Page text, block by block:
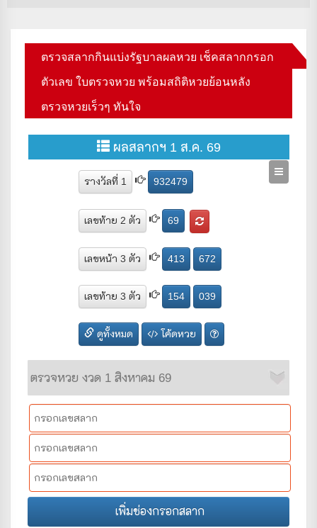
ตรวจสลากกินแบ่งรัฐบาลผลหวย เช็คสลากกรอก
ตัวเลข ใบตรวจหวย พร้อมสถิติหวยย้อนหลัง
ตรวจหวยเร็วๆ ทันใจ